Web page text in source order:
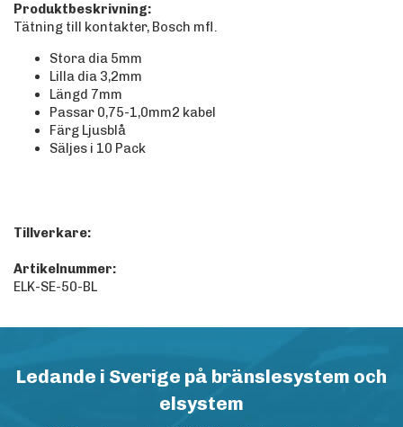
Produktbeskrivning:
Tätning till kontakter, Bosch mfl.
Stora dia 5mm
Lilla dia 3,2mm
Längd 7mm
Passar 0,75-1,0mm2 kabel
Färg Ljusblå
Säljes i 10 Pack
Tillverkare:
Artikelnummer:
ELK-SE-50-BL
Ledande i Sverige på bränslesystem och
elsystem